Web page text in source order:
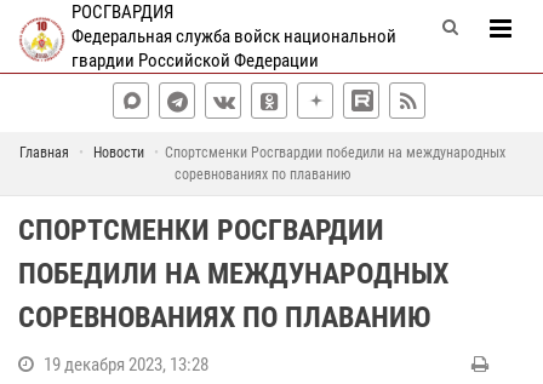
РОСГВАРДИЯ
Федеральная служба войск национальной
гвардии Российской Федерации
Главная Новости
Спортсменки Росгвардии победили на международных
соревнованиях по плаванию
СПОРТСМЕНКИ РОСГВАРДИИ
ПОБЕДИЛИ НА МЕЖДУНАРОДНЫХ
СОРЕВНОВАНИЯХ ПО ПЛАВАНИЮ
19 декабря 2023, 13:28